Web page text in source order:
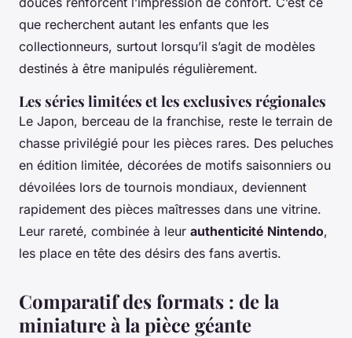
que recherchent autant les enfants que les
collectionneurs, surtout lorsqu’il s’agit de modèles
destinés à être manipulés régulièrement.
Les séries limitées et les exclusives régionales
Le Japon, berceau de la franchise, reste le terrain de
chasse privilégié pour les pièces rares. Des peluches
en édition limitée, décorées de motifs saisonniers ou
dévoilées lors de tournois mondiaux, deviennent
rapidement des pièces maîtresses dans une vitrine.
Leur rareté, combinée à leur authenticité Nintendo,
les place en tête des désirs des fans avertis.
Comparatif des formats : de la
miniature à la pièce géante